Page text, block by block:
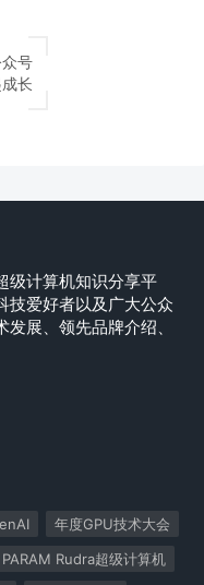
号
长
级计算机知识分享平
技爱好者以及广大公众
展、领先品牌介绍、
年度GPU技术大会
PARAM Rudra超级计算机